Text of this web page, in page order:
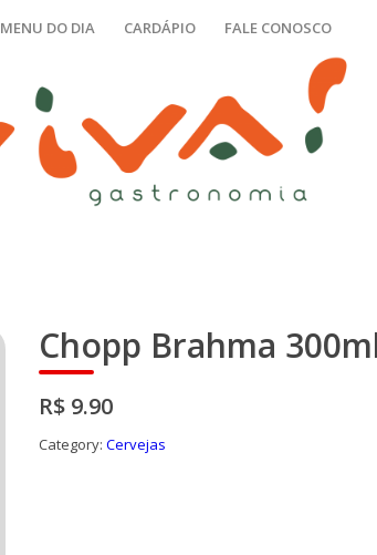
MENU DO DIA CARDÁPIO FALE CONOSCO
Chopp Brahma
R$ 9.90
Category: Cervejas